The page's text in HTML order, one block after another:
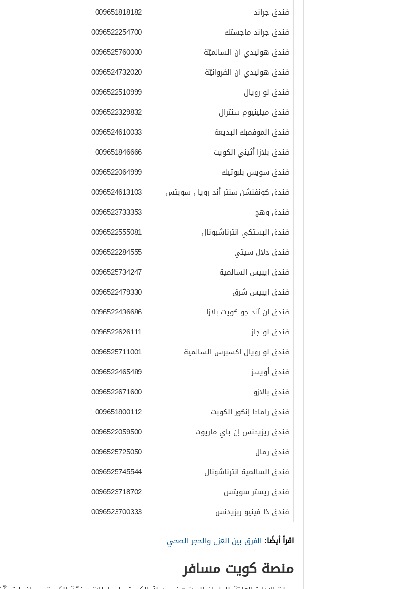
فندق جراند
009651818182
فندق جراند ماجستك
0096522254700
فندق هوليدي ان السالميّة
0096525760000
فندق هوليدي ان الفروانيّة
0096524732020
فندق لو رويال
0096522510999
فندق ميلينيوم سنترال
0096522329832
فندق الموفمبك البديعة
0096524610033
فندق بلازا أثيني الكويت
009651846666
فندق سويس بلبوتيك
0096522064999
فندق كونفنشن سنتر أند رويال سويتس
0096524613103
فندق وهج
0096523733353
فندق البستكي انترناشيونال
0096522555081
فندق دلال سيتي
0096522284555
فندق إيبيس السالمية
0096525734247
فندق إيبيس شرق
0096522479330
فندق إن آند جو كويت بلازا
0096522436686
فندق لو جاز
0096522626111
فندق لو رويال اكسبرس السالمية
0096525711001
فندق أويسز
0096522465489
فندق بالازو
0096522671600
فندق رامادا إنكور الكويت
009651800112
فندق ريزيدنس إن باي ماريوت
0096522059500
فندق رمال
0096525725050
فندق السالمية انترناشونال
0096525745544
فندق ريستر سويتس
0096523718702
فندق ذا فينيو ريزيدنس
0096523700333
اقرأ أيضًا: الفرق بين العزل والحجر الصحي
منصة كويت مسافر